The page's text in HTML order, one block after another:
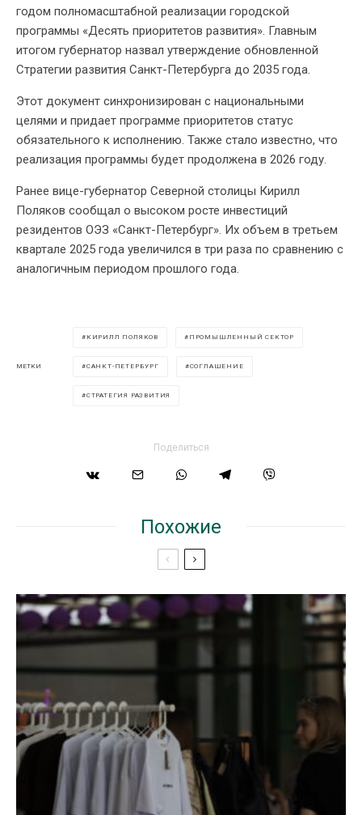
годом полномасштабной реализации городской
программы «Десять приоритетов развития». Главным
итогом губернатор назвал утверждение обновленной
Стратегии развития Санкт-Петербурга до 2035 года.
Этот документ синхронизирован с национальными
целями и придает программе приоритетов статус
обязательного к исполнению. Также стало известно, что
реализация программы будет продолжена в 2026 году.
Ранее вице-губернатор Северной столицы Кирилл
Поляков сообщал о высоком росте инвестиций
резидентов ОЭЗ «Санкт-Петербург». Их объем в третьем
квартале 2025 года увеличился в три раза по сравнению с
аналогичным периодом прошлого года.
МЕТКИ
КИРИЛЛ ПОЛЯКОВ ПРОМЫШЛЕННЫЙ СЕКТОР
САНКТ-ПЕТЕРБУРГ СОГЛАШЕНИЕ
СТРАТЕГИЯ РАЗВИТИЯ
Поделиться
Похожие